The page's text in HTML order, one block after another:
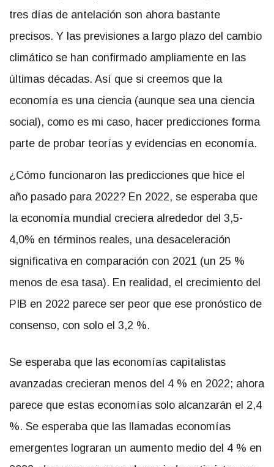
tres días de antelación son ahora bastante
precisos. Y las previsiones a largo plazo del cambio
climático se han confirmado ampliamente en las
últimas décadas. Así que si creemos que la
economía es una ciencia (aunque sea una ciencia
social), como es mi caso, hacer predicciones forma
parte de probar teorías y evidencias en economía.
¿Cómo funcionaron las predicciones que hice el
año pasado para 2022? En 2022, se esperaba que
la economía mundial creciera alrededor del 3,5-
4,0% en términos reales, una desaceleración
significativa en comparación con 2021 (un 25 %
menos de esa tasa). En realidad, el crecimiento del
PIB en 2022 parece ser peor que ese pronóstico de
consenso, con solo el 3,2 %.
Se esperaba que las economías capitalistas
avanzadas crecieran menos del 4 % en 2022; ahora
parece que estas economías solo alcanzarán el 2,4
%. Se esperaba que las llamadas economías
emergentes lograran un aumento medio del 4 % en